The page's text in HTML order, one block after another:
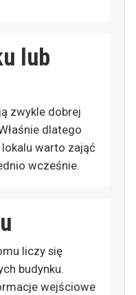
lub
zwykle dobrej
dlatego
warto zająć
wcześnie.
liczy się
budynku.
wejściowe